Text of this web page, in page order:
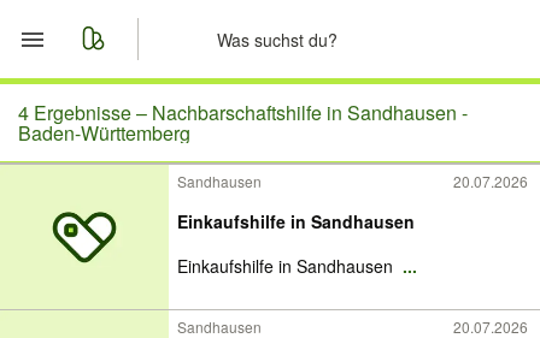
Start
Merkliste
Nachrichten
4 Ergebnisse – Nachbarschaftshilfe in Sandhausen -
Baden-Württemberg
Sandhausen 20.07.2026
Einkaufshilfe in Sandhausen
Einkaufshilfe in Sandhausen ...
Sandhausen 20.07.2026